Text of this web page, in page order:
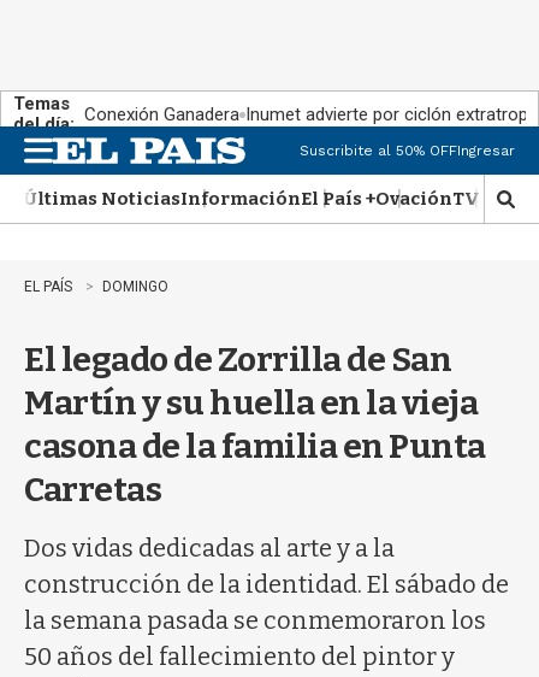
Temas
del día: Conexión Ganadera Inumet advierte por ciclón
n
u
Suscribite al 50% OFFIngresar
Últimas NoticiasInformaciónEl País +OvaciónTV Show
M
o
EL PAÍS DOMINGO
El legado de Zorrilla de San
Martín y su huella en la vieja
casona de la familia en Punta
Carretas
Dos vidas dedicadas al arte y a la
construcción de la identidad. El sábado de
la semana pasada se conmemoraron los
50 años del fallecimiento del pintor y